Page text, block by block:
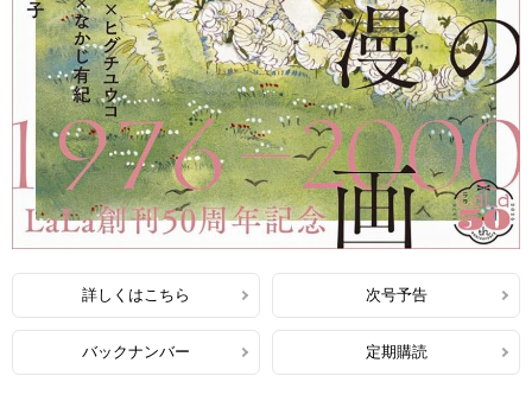
詳しくはこちら 次号予告
バックナンバー 定期購読